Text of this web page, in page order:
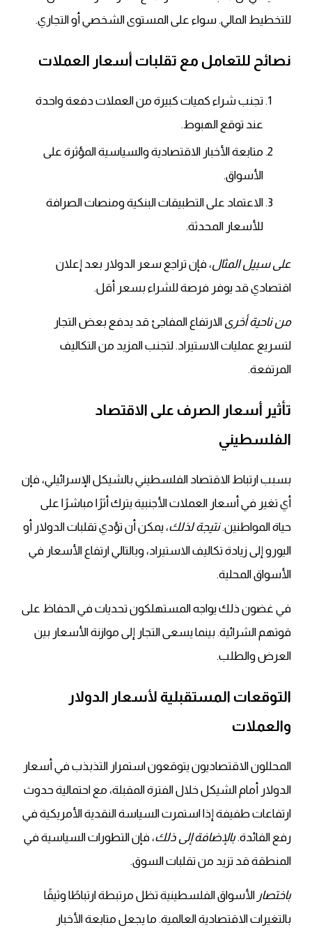
للتخطيط المالي. سواء على المستوى الشخصي أو التجاري.
نصائح للتعامل مع تقلبات أسعار العملات
تجنب شراء كميات كبيرة من العملات دفعة واحدة
عند توقع الهبوط.
متابعة الأخبار الاقتصادية والسياسية المؤثرة على
الأسواق.
الاعتماد على التطبيقات البنكية ومنصات الصرافة
للأسعار المحدثة.
على سبيل المثال، فإن تراجع سعر الدولار بعد إعلان
اقتصادي قد يوفر فرصة للشراء بسعر أقل.
من ناحية أخرى الارتفاع المفاجئ قد يدفع بعض التجار
لتسريع عمليات الاستيراد. لتجنب المزيد من التكاليف
المرتفعة.
تأثير أسعار الصرف على الاقتصاد
الفلسطيني
بسبب ارتباط الاقتصاد الفلسطيني بالشيكل الإسرائيلي، فإن
أي تغير في أسعار العملات الأجنبية يترك أثرًا مباشرًا على
حياة المواطنين.نتيجة لذلك، يمكن أن تؤدي تقلبات الدولار أو
اليورو إلى زيادة تكاليف الاستيراد، وبالتالي ارتفاع الأسعار في
الأسواق المحلية.
في غضون ذلك يواجه المستهلكون تحديات في الحفاظ على
قوتهم الشرائية. بينما يسعى التجار إلى موازنة الأسعار بين
العرض والطلب.
التوقعات المستقبلية لأسعار الدولار
والعملات
المحللون الاقتصاديون يتوقعون استمرار التذبذب في أسعار
الدولار أمام الشيكل خلال الفترة المقبلة، مع احتمالية حدوث
ارتفاعات طفيفة إذا استمرت السياسة النقدية الأمريكية في
رفع الفائدة.بالإضافة إلى ذلك، فإن التطورات السياسية في
المنطقة قد تزيد من تقلبات السوق.
باختصار الأسواق الفلسطينية تظل مرتبطة ارتباطًا وثيقًا
بالتغيرات الاقتصادية العالمية. ما يجعل متابعة الأخبار